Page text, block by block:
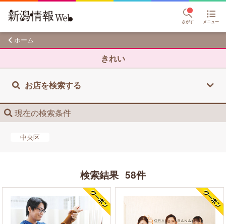
さがす メニュー
ホーム
きれい
お店を検索する
現在の検索条件
中央区
検索結果 58件